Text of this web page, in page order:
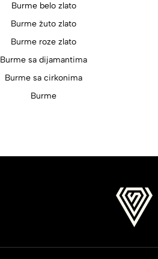
Burme belo zlato
Burme žuto zlato
Burme roze zlato
Burme sa dijamantima
Burme sa cirkonima
Burme